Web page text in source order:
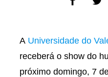
A Universidade do
receberá o show do
próximo domingo, 7